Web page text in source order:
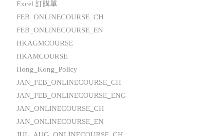
Excel 訂購單
FEB_ONLINECOURSE_CH
FEB_ONLINECOURSE_EN
HKAGMCOURSE
HKAMCOURSE
Hong_Kong_Policy
JAN_FEB_ONLINECOURSE_CH
JAN_FEB_ONLINECOURSE_ENG
JAN_ONLINECOURSE_CH
JAN_ONLINECOURSE_EN